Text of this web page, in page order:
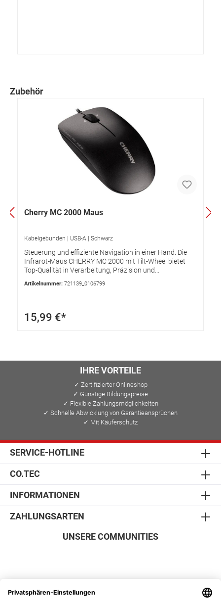
Zubehör
Cherry MC 2000 Maus
Kabelgebunden | USB-A | Schwarz
Steuerung und effiziente Navigation in einer Hand. Die
Infrarot-Maus CHERRY MC 2000 mit Tilt-Wheel bietet
Top-Qualität in Verarbeitung, Präzision und
Rechts- und Linkshänder Auflösung 1.600 dpi Tilt-Wheel
Daten FarbeSchwarz AnschlüssekabelgebundenUSB-A3
Tasten Gewicht118 g Abmessungen (B x T x H)6,2 x 10,9
Artikelnummer: 721139_0106799
15,99 €*
IHRE VORTEILE
✓ Zertifizierter Onlineshop
✓ Günstige Bildungspreise
✓ Flexible Zahlungsmöglichkeiten
✓ Schnelle Abwicklung von Garantieansprüchen
✓ Mit Käuferschutz
SERVICE-HOTLINE
CO.TEC
INFORMATIONEN
ZAHLUNGSARTEN
SICHER EINKAUFEN
UNSERE COMMUNITIES